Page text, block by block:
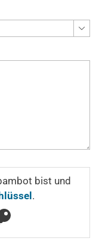

bist und
.